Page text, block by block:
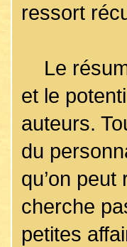
ressort
Le
et le
auteurs.
du
qu’on
cherche
petites